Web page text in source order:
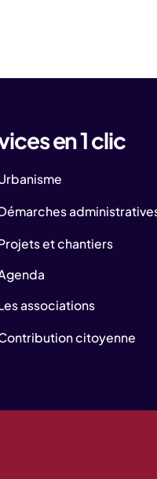
en 1 clic
et chantiers
associations
citoyenne